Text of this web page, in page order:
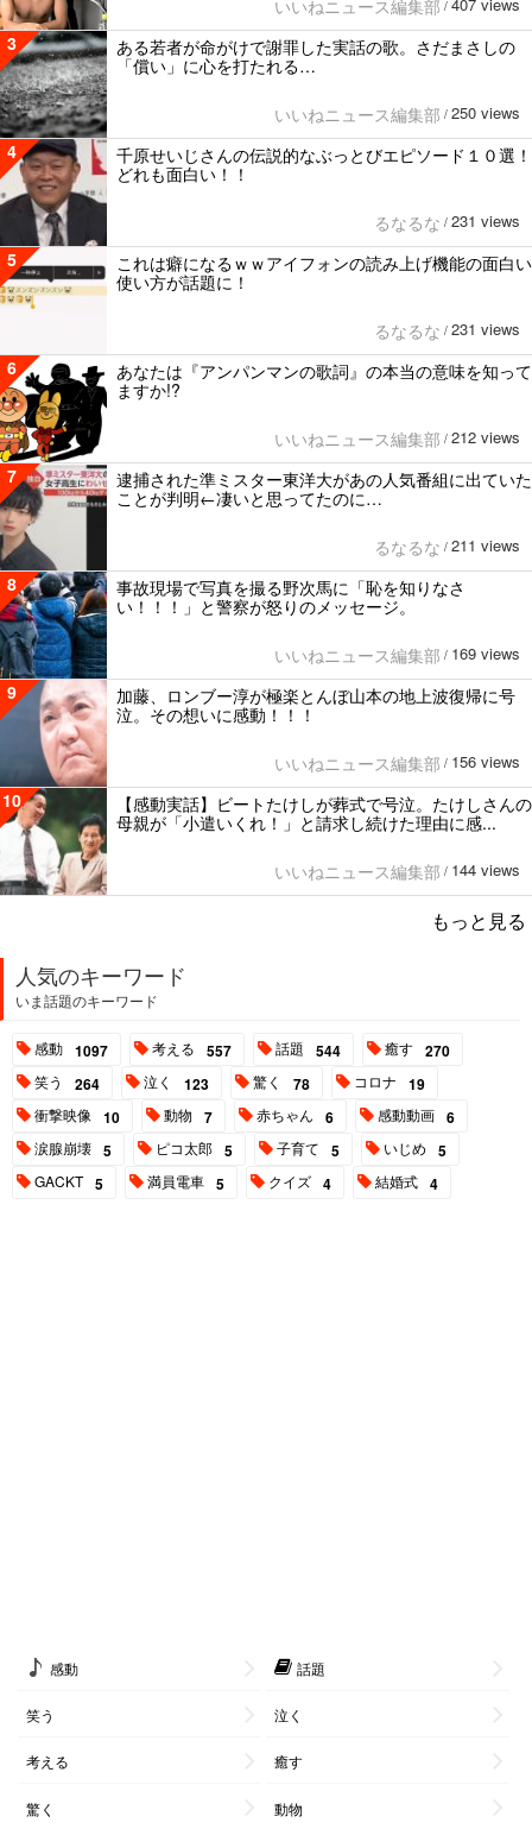
いいねニュース編集部 /
3
ある若者が命がけで謝罪した実話の歌。さだまさしの
「償い」に心を打たれる…
いいねニュース編集部 / 250 views
4
千原せいじさんの伝説的なぶっとびエピソード１０選！
どれも面白い！！
るなるな / 231 views
5
これは癖になるｗｗアイフォンの読み上げ機能の面白い
使い方が話題に！
るなるな / 231 views
6
あなたは『アンパンマンの歌詞』の本当の意味を知って
ますか!?
いいねニュース編集部 / 212 views
7
逮捕された準ミスター東洋大があの人気番組に出ていた
ことが判明←凄いと思ってたのに…
るなるな / 211 views
8
事故現場で写真を撮る野次馬に「恥を知りなさ
い！！！」と警察が怒りのメッセージ。
いいねニュース編集部 / 169 views
9
加藤、ロンブー淳が極楽とんぼ山本の地上波復帰に号
泣。その想いに感動！！！
いいねニュース編集部 / 156 views
10
【感動実話】ビートたけしが葬式で号泣。たけしさんの
母親が「小遣いくれ！」と請求し続けた理由に感...
いいねニュース編集部 / 144 views
もっと見る
人気のキーワード
いま話題のキーワード
感動 1097 考える 557 話題 544 癒す 270
笑う 264 泣く 123 驚く 78 コロナ 19
衝撃映像 10 動物 7 赤ちゃん 6 感動動画 6
涙腺崩壊 5 ピコ太郎 5 子育て 5 いじめ 5
GACKT 5 満員電車 5 クイズ 4 結婚式 4
感動 話題
笑う 泣く
考える 癒す
驚く 動物